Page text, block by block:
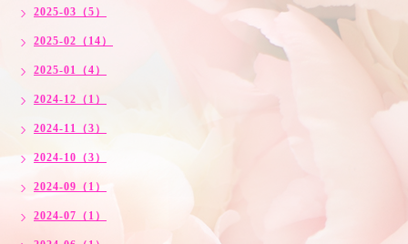
2025-03（5）
2025-02（14）
2025-01（4）
2024-12（1）
2024-11（3）
2024-10（3）
2024-09（1）
2024-07（1）